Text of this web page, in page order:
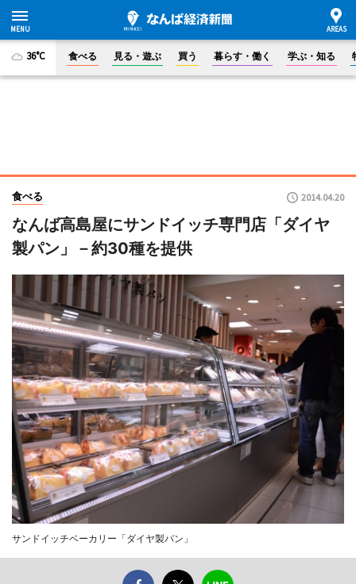
36°C 食べる 見る・遊ぶ 買う 暮らす・働く 学ぶ・知る
食べる 2014.04.20
なんば高島屋にサンドイッチ専門店「ダイヤ
製パン」－約30種を提供
サンドイッチベーカリー「ダイヤ製パン」